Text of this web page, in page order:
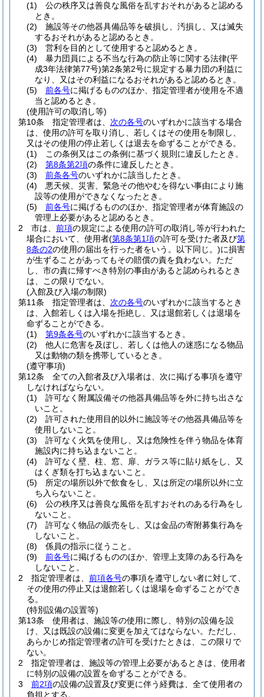
(1)
公の秩序又は善良な風俗を乱すおそれがあると認める
とき。
(2)
施設等その他器具備品等を破損し、汚損し、又は滅失
するおそれがあると認めるとき。
(3)
営利を目的として使用すると認めるとき。
(4)
暴力団員による不当な行為の防止等に関する法律(平
成3年法律第77号)第2条第2号に規定する暴力団の利益に
なり、又はその利益になるおそれがあると認めるとき。
(5)
前各号に掲げるもののほか、指定管理者が使用を不適
当と認めるとき。
(使用許可の取消し等)
第10条
指定管理者は、 次の各号のいずれかに該当する場合
は、使用の許可を取り消し、若しくはその使用を制限し、
又はその使用の停止若しくは退去を命ずることができる。
(1)
この条例又はこの条例に基づく規則に違反したとき。
(2)
第8条第2項の条件に違反したとき。
(3)
前条各号のいずれかに該当したとき。
(4)
悪天候、災害、緊急その他やむを得ない事由により施
設等の使用ができなくなったとき。
(5)
前各号に掲げるもののほか、指定管理者が体育施設の
管理上必要があると認めるとき。
2
市は、 前項の規定による使用の許可の取消し等が行われた
場合において、使用者(第8条第1項の許可を受けた者及び第
8条の2の使用の届出を行った者をいう。以下同じ。)に損害
が生ずることがあってもその賠償の責を負わない。 ただ
し、市の責に帰すべき特別の事由があると認められるとき
は、この限りでない。
(入館及び入場の制限)
第11条
指定管理者は、 次の各号のいずれかに該当するとき
は、入館若しくは入場を拒絶し、又は退館若しくは退場を
命ずることができる。
(1)
第9条各号のいずれかに該当するとき。
(2)
他人に危害を及ぼし、若しくは他人の迷惑になる物品
又は動物の類を携帯しているとき。
(遵守事項)
第12条
全ての入館者及び入場者は、次に掲げる事項を遵守
しなければならない。
(1)
許可なく附属設備その他器具備品等を外に持ち出さな
いこと。
(2)
許可された使用目的以外に施設等その他器具備品等を
使用しないこと。
(3)
許可なく火気を使用し、又は危険性を伴う物品を体育
施設内に持ち込まないこと。
(4)
許可なく壁、柱、窓、扉、ガラス等に貼り紙をし、又
はくぎ類を打ち込まないこと。
(5)
所定の場所以外で飲食をし、又は所定の場所以外に立
ち入らないこと。
(6)
公の秩序又は善良な風俗を乱すおそれのある行為をし
ないこと。
(7)
許可なく物品の販売をし、又は金品の寄附募集行為を
しないこと。
(8)
係員の指示に従うこと。
(9)
前各号に掲げるもののほか、管理上支障のある行為を
しないこと。
2
指定管理者は、 前項各号の事項を遵守しない者に対して、
その使用の停止又は退館若しくは退場を命ずることができ
る。
(特別設備の設置等)
第13条
使用者は、施設等の使用に際し、特別の設備を設
け、又は既設の設備に変更を加えてはならない。 ただし、
あらかじめ指定管理者の許可を受けたときは、この限りで
ない。
2
指定管理者は、施設等の管理上必要があるときは、使用者
に特別の設備の設置を命ずることができる。
3
前2項の設備の設置及び変更に伴う経費は、全て使用者の
負担とする。